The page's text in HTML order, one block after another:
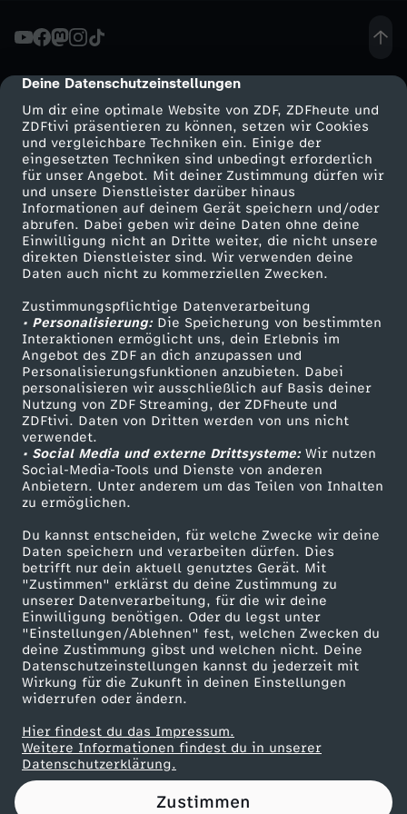
cmp-dialog-description
Deine Datenschutzeinstellungen
Um dir eine optimale Website von ZDF, ZDFheute und
ZDFtivi präsentieren zu können, setzen wir Cookies
und vergleichbare Techniken ein. Einige der
eingesetzten Techniken sind unbedingt erforderlich
für unser Angebot. Mit deiner Zustimmung dürfen wir
und unsere Dienstleister darüber hinaus
Informationen auf deinem Gerät speichern und/oder
abrufen. Dabei geben wir deine Daten ohne deine
Einwilligung nicht an Dritte weiter, die nicht unsere
direkten Dienstleister sind. Wir verwenden deine
Daten auch nicht zu kommerziellen Zwecken.
Zustimmungspflichtige Datenverarbeitung
• Personalisierung:Die Speicherung von bestimmten
Interaktionen ermöglicht uns, dein Erlebnis im
Angebot des ZDF an dich anzupassen und
Personalisierungsfunktionen anzubieten. Dabei
personalisieren wir ausschließlich auf Basis deiner
Nutzung von ZDF Streaming, der ZDFheute und
ZDFtivi. Daten von Dritten werden von uns nicht
verwendet.
• Social Media und externe Drittsysteme:Wir nutzen
Social-Media-Tools und Dienste von anderen
Anbietern. Unter anderem um das Teilen von Inhalten
zu ermöglichen.
Du kannst entscheiden, für welche Zwecke wir deine
Daten speichern und verarbeiten dürfen. Dies
betrifft nur dein aktuell genutztes Gerät. Mit
"Zustimmen" erklärst du deine Zustimmung zu
unserer Datenverarbeitung, für die wir deine
Einwilligung benötigen. Oder du legst unter
"Einstellungen/Ablehnen" fest, welchen Zwecken du
deine Zustimmung gibst und welchen nicht. Deine
Datenschutzeinstellungen kannst du jederzeit mit
Wirkung für die Zukunft in deinen Einstellungen
widerrufen oder ändern.
Hier findest du das Impressum.
Weitere Informationen findest du in unserer
Datenschutzerklärung.
Zustimmen
w
-
E
i
n
B
r
u
d
e
r
i
m
K
r
i
e
g
Mehr ZDF
ZDF-Apps
Smart TV
ZDFtext
Livestreams
Sendungen A-Z
TV-Programm
Service
ZDFmitreden
Kontakt zum ZDF
Tickets
Zuschauerservice
Hilfe
ZDF Unternehmen
Karriere
ZDF goes Schule
Werbefernsehen
Mainzelmännchen
Partner